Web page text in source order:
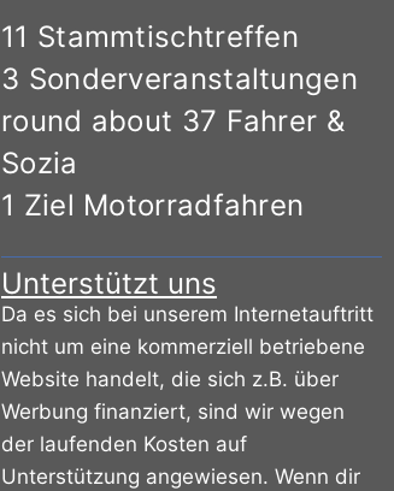
11 Stammtischtreffen
3 Sonderveranstaltungen
round about 37 Fahrer &
Sozia
1 Ziel Motorradfahren
Unterstützt uns
Da es sich bei unserem Internetauftritt
nicht um eine kommerziell betriebene
Website handelt, die sich z.B. über
Werbung finanziert, sind wir wegen
der laufenden Kosten auf
Unterstützung angewiesen. Wenn dir